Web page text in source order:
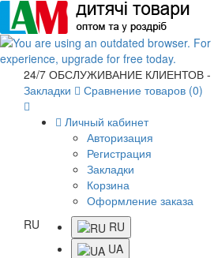
24/7 ОБСЛУЖИВАНИЕ КЛИЕНТОВ -
Закладки
Сравнение товаров (0)
Личный кабинет
Авторизация
Регистрация
Закладки
Корзина
Оформление заказа
RU
RU
UA